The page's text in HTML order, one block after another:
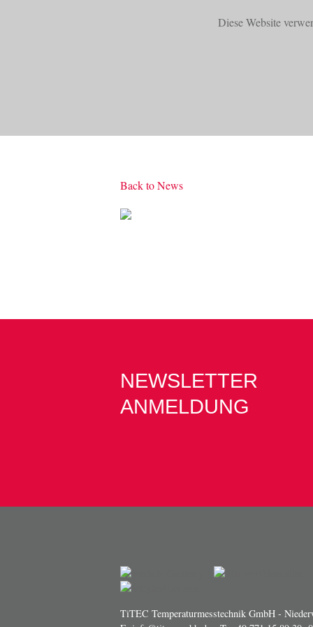
Diese Website
Back to News
NEWSLETTER
ANMELDUNG
TiTEC Temperaturmesstechnik GmbH -